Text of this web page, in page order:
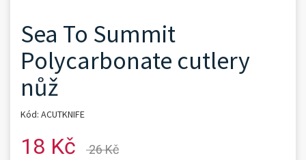
Sea To Summit
Polycarbonate cutlery
nůž
Kód: ACUTKNIFE
18 Kč 26 Kč